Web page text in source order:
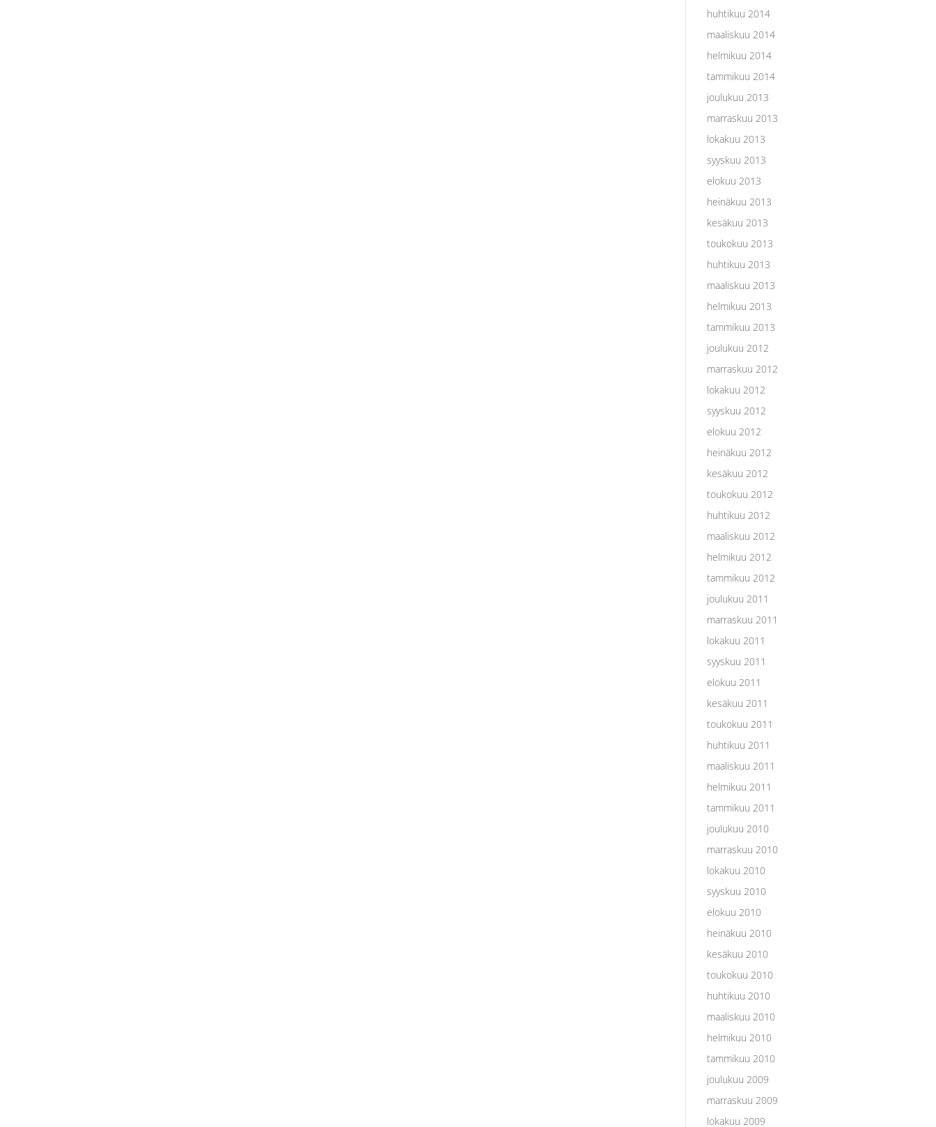
huhtikuu 2014
maaliskuu 2014
helmikuu 2014
tammikuu 2014
joulukuu 2013
marraskuu 2013
lokakuu 2013
syyskuu 2013
elokuu 2013
heinäkuu 2013
kesäkuu 2013
toukokuu 2013
huhtikuu 2013
maaliskuu 2013
helmikuu 2013
tammikuu 2013
joulukuu 2012
marraskuu 2012
lokakuu 2012
syyskuu 2012
elokuu 2012
heinäkuu 2012
kesäkuu 2012
toukokuu 2012
huhtikuu 2012
maaliskuu 2012
helmikuu 2012
tammikuu 2012
joulukuu 2011
marraskuu 2011
lokakuu 2011
syyskuu 2011
elokuu 2011
kesäkuu 2011
toukokuu 2011
huhtikuu 2011
maaliskuu 2011
helmikuu 2011
tammikuu 2011
joulukuu 2010
marraskuu 2010
lokakuu 2010
syyskuu 2010
elokuu 2010
heinäkuu 2010
kesäkuu 2010
toukokuu 2010
huhtikuu 2010
maaliskuu 2010
helmikuu 2010
tammikuu 2010
joulukuu 2009
marraskuu 2009
lokakuu 2009